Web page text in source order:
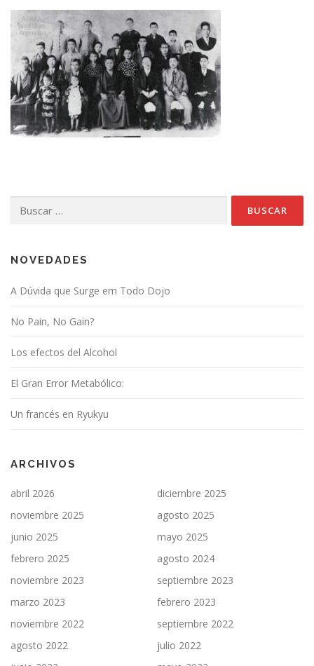
NOVEDADES
A Dúvida que Surge em Todo Dojo
No Pain, No Gain?
Los efectos del Alcohol
El Gran Error Metabólico:
Un francés en Ryukyu
ARCHIVOS
abril 2026
diciembre 2025
noviembre 2025
agosto 2025
junio 2025
mayo 2025
febrero 2025
agosto 2024
noviembre 2023
septiembre 2023
marzo 2023
febrero 2023
noviembre 2022
septiembre 2022
agosto 2022
julio 2022